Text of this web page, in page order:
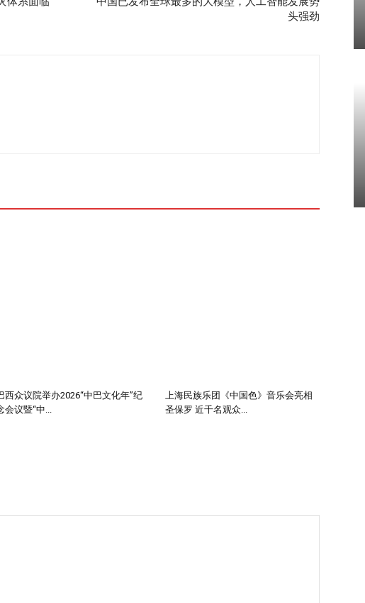
头强劲
西众议院举办2026“中巴文化年”纪
会议暨“中...
上海民族乐团《中国色》音乐会亮相
圣保罗 近千名观众...